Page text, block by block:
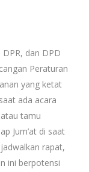
dan DPD
Peraturan
yang ketat
ada acara
tamu
Jum’at di saat
rapat,
ini berpotensi